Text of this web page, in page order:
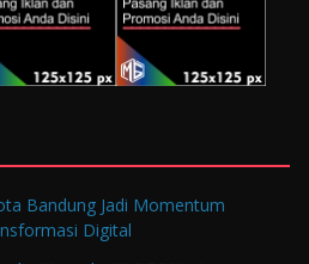
Bandung Jadi Momentum
Digital